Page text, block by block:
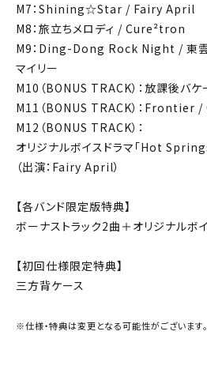
M7：Shining☆Star / Fairy April
M8：旅立ちメロディ / Cure²tron
M9：Ding-Dong Rock Night / 東雲
マイリー
M10（BONUS TRACK）：放課後バ
M11（BONUS TRACK）：
M12（BONUS TRACK）：
オリジナルボイスドラマ「Hot
（出演：Fairy April）
【各バンド限定版特典】
ボーナストラック2曲＋オリジナルボ
【初回仕様限定特典】
三方背ケース
※仕様・特典は変更となる可能性がございます。